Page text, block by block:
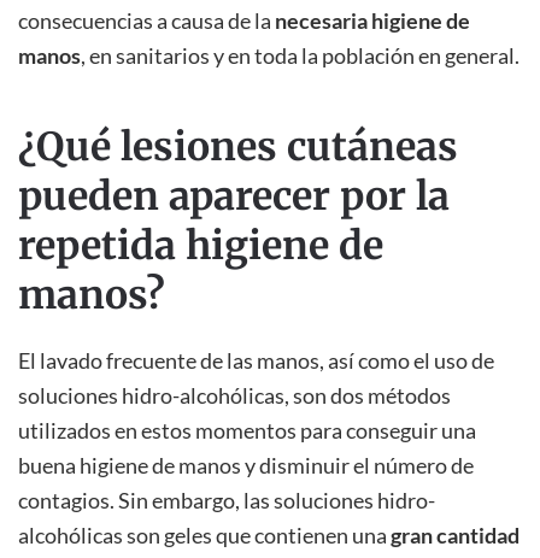
consecuencias a causa de la necesaria higiene de
manos, en sanitarios y en toda la población en general.
¿Qué lesiones cutáneas
pueden aparecer por la
repetida higiene de
manos?
El lavado frecuente de las manos, así como el uso de
soluciones hidro-alcohólicas, son dos métodos
utilizados en estos momentos para conseguir una
buena higiene de manos y disminuir el número de
contagios. Sin embargo, las soluciones hidro-
alcohólicas son geles que contienen unagran cantidad